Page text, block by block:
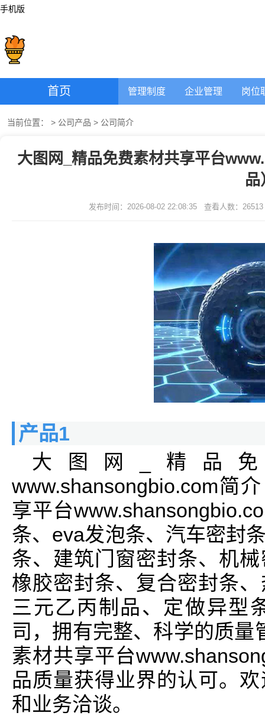
手机版
首页 管理制度 企业管理 岗位
当前位置： > 公司产品 > 公司简介
大图网_精品免费素材共享平台
品
发布时间：2026-08-02 22:08:35 查看人数： 26513
产品1
大图网_精品
www.shansongbio.com简
享平台
条、eva发泡条、汽车密封
条、建筑门窗密封条、机
橡胶密封条、复合密封条
三元乙丙制品、定做异型
司，拥有完整、科学的质
素材共享平台
品质量获得业界的认可。
和业务洽谈。